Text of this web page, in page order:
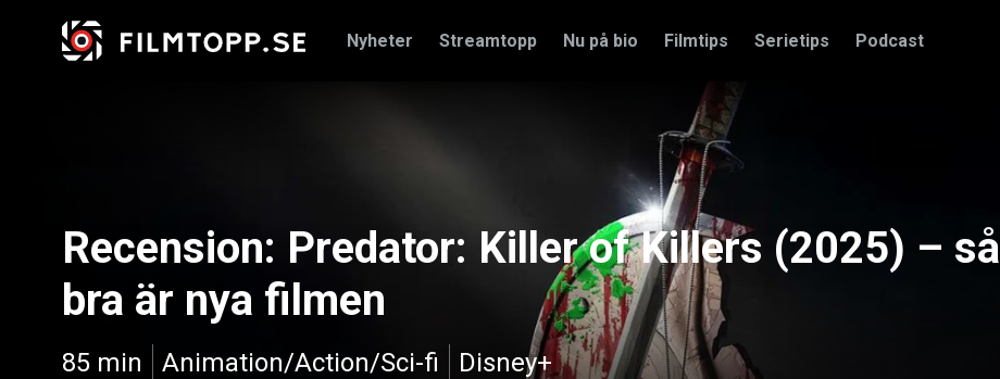
Nyheter Streamtopp Nu på bio Filmtips Serietips Podcast
Recension: Predator: Killer of Killers (2025) – så
bra är nya filmen
85 min Animation/Action/Sci-fi Disney+